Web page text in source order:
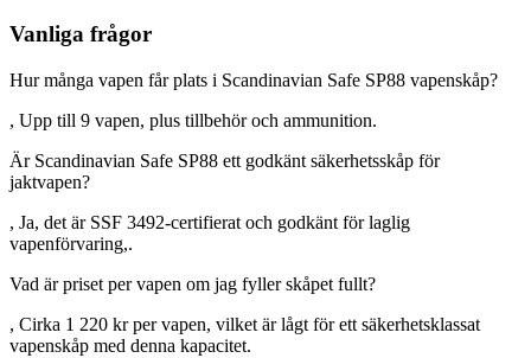
Vanliga frågor
Hur många vapen får plats i Scandinavian Safe SP88 vapenskåp?
, Upp till 9 vapen, plus tillbehör och ammunition.
Är Scandinavian Safe SP88 ett godkänt säkerhetsskåp för
jaktvapen?
, Ja, det är SSF 3492-certifierat och godkänt för laglig
vapenförvaring,.
Vad är priset per vapen om jag fyller skåpet fullt?
, Cirka 1 220 kr per vapen, vilket är lågt för ett säkerhetsklassat
vapenskåp med denna kapacitet.